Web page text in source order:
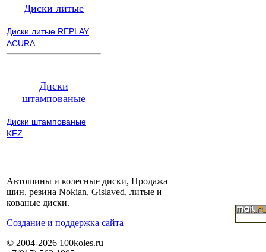
Диски литые
Диски литые REPLAY
ACURA
Диски
штампованые
Диски штампованые
KFZ
Автошины и колесные диски, Продажа
шин, резина Nokian, Gislaved, литые и
кованые диски.
Cоздание и поддержка сайта
© 2004-2026 100koles.ru